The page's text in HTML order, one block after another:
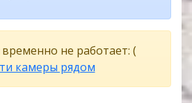
не работает: (
камеры рядом